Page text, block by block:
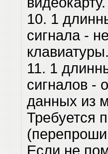
10. 1
сигнала -
11. 1
сигналов -
данных из
Требуется
Если не